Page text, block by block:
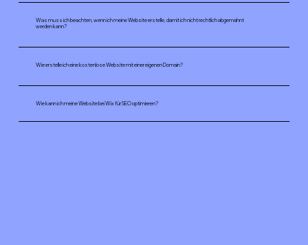
Was muss ich beachten, wenn ich meine Website erstelle, damit ich nicht rechtlich abgemahnt
werden kann?
Wie erstelle ich eine kostenlose Website mit einer eigenen Domain?
Wie kann ich meine Website bei Wix für SEO optimieren?